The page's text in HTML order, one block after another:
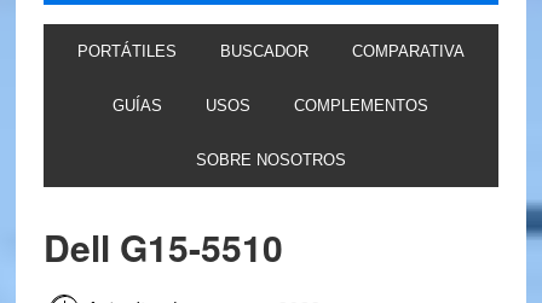
PORTÁTILES BUSCADOR COMPARATIVA
GUÍAS USOS COMPLEMENTOS
SOBRE NOSOTROS
Dell G15-5510